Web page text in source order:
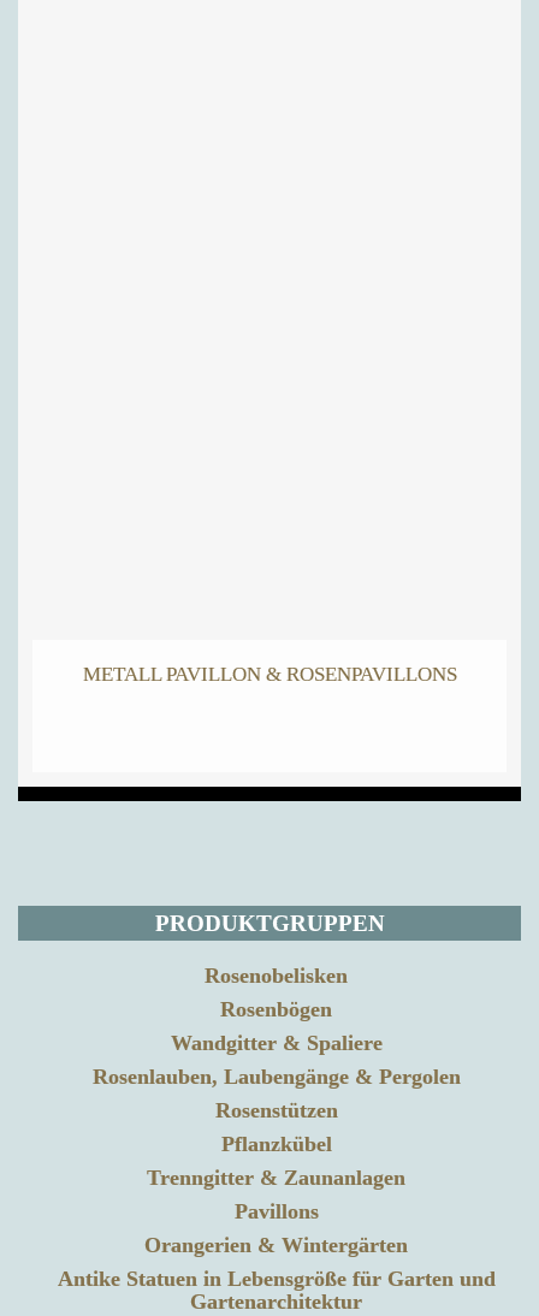
METALL PAVILLON & ROSENPAVILLONS
PRODUKTGRUPPEN
Rosenobelisken
Rosenbögen
Wandgitter & Spaliere
Rosenlauben, Laubengänge & Pergolen
Rosenstützen
Pflanzkübel
Trenngitter & Zaunanlagen
Pavillons
Orangerien & Wintergärten
Antike Statuen in Lebensgröße für Garten und
Gartenarchitektur